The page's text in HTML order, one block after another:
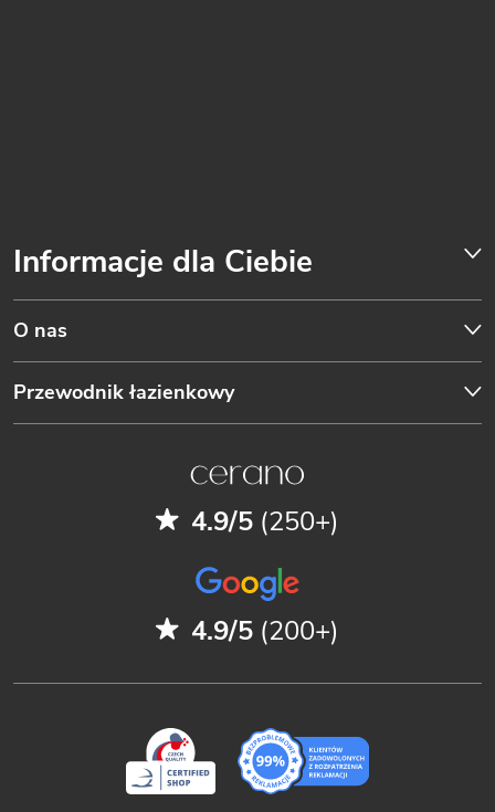
Informacje dla Ciebie
O nas
Przewodnik łazienkowy
4.9/5 (250+)
4.9/5 (200+)